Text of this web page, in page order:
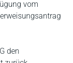
vom
den